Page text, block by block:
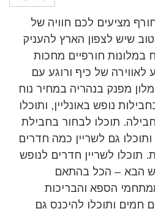
מציעים לכם חוויה של
שיש לצפון הארץ להעניק
במלונות חורפיים מחכות
לאווירה של כיף ורוגע עם
מפנק בנהריה במחיר נוח
נופש באונליין, ותוכלו
תוכלו לבחור בחבילת
גם לשריין כמה חדרים
לשריין חדרים לנופש
הבא – הכל בהתאם
הספא והבריכות
חמים ותוכלו להיכנס גם